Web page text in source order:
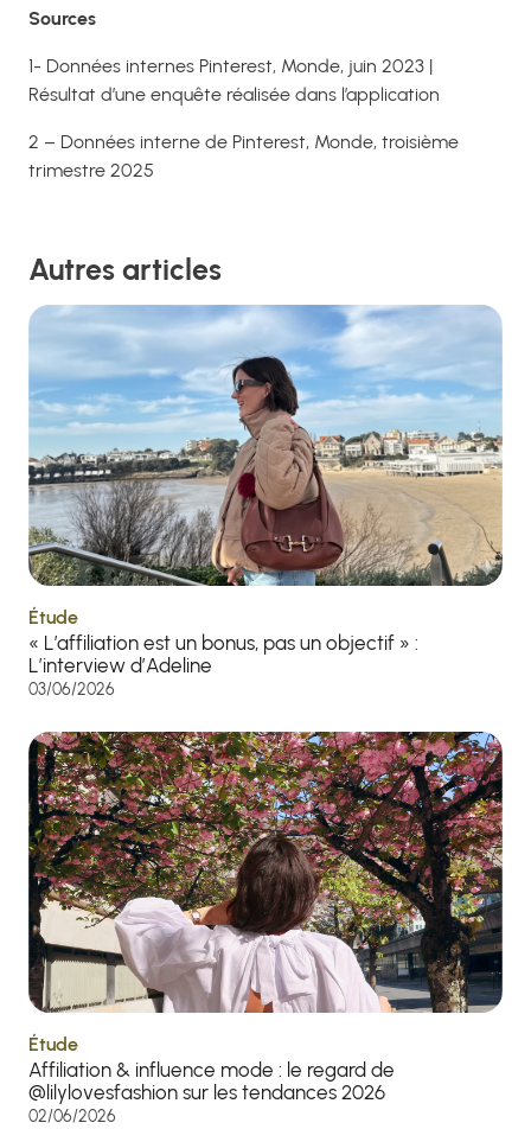
Sources
1- Données internes Pinterest, Monde, juin 2023 |
Résultat d’une enquête réalisée dans l’application
2 – Données interne de Pinterest, Monde, troisième
trimestre 2025
Autres articles
Étude
« L’affiliation est un bonus, pas un objectif » :
L’interview d’Adeline
03/06/2026
Étude
Affiliation & influence mode : le regard de
@lilylovesfashion sur les tendances 2026
02/06/2026